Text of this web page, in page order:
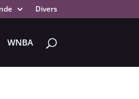
Divers
WNBA